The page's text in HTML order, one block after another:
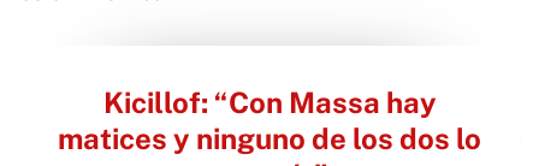
Kicillof: “Con Massa hay
matices y ninguno de los dos lo